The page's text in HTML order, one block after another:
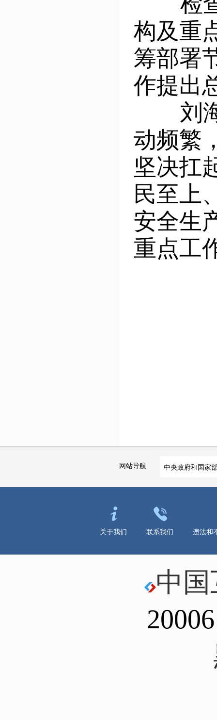
构及重
筹部署
作提出
刘海
动频繁
坚决扛
民至上
安全生
重点工
网站导航 中央政府和国家
关于我们 联系我们 违法和
中国
20006